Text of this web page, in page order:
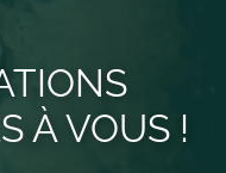
À VOUS !